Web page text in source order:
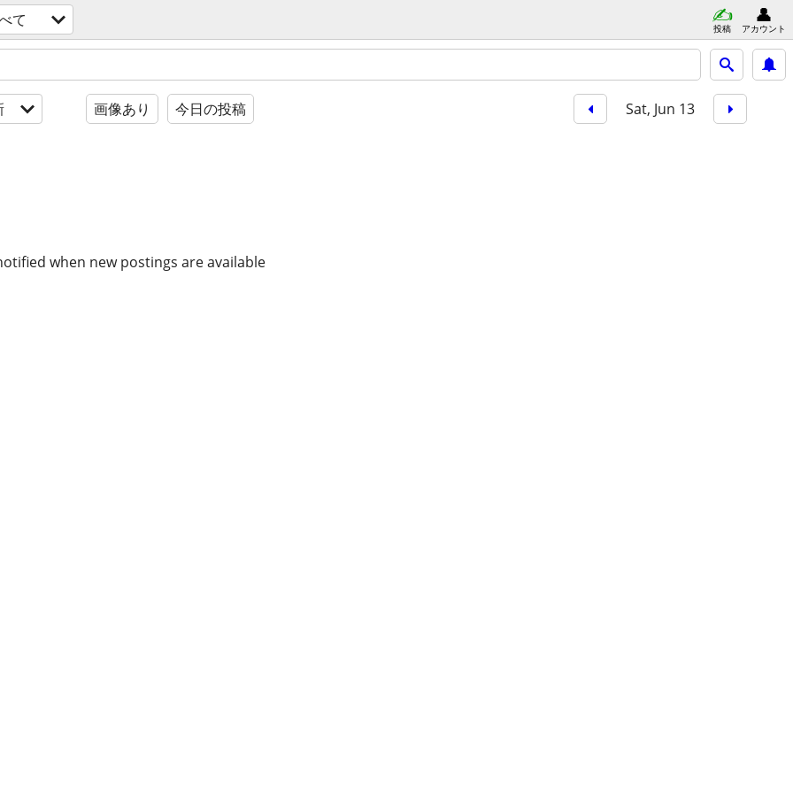
て 投稿 アカウント
画像あり 今日の投稿 Sat, Jun 13
when new postings are available